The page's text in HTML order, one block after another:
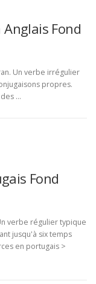
Fond
Un verbe irrégulier
propres.
…
Fond
verbe régulier typique
jusqu'à six temps
en portugais >